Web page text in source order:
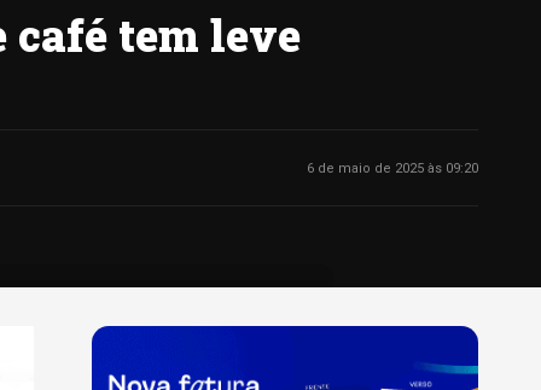
café tem leve
6 de maio de 2025 às 09:20